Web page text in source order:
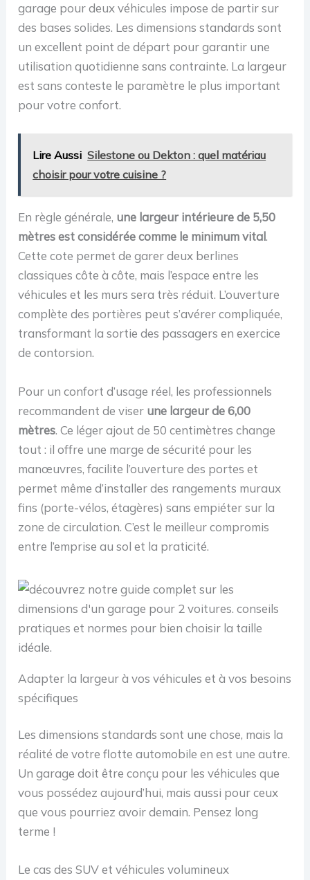
garage pour deux véhicules impose de partir sur
des bases solides. Les dimensions standards sont
un excellent point de départ pour garantir une
utilisation quotidienne sans contrainte. La largeur
est sans conteste le paramètre le plus important
pour votre confort.
Lire Aussi Silestone ou Dekton : quel matériau
choisir pour votre cuisine ?
En règle générale, une largeur intérieure de 5,50
mètres est considérée comme le minimum vital.
Cette cote permet de garer deux berlines
classiques côte à côte, mais l’espace entre les
véhicules et les murs sera très réduit. L’ouverture
complète des portières peut s’avérer compliquée,
transformant la sortie des passagers en exercice
de contorsion.
Pour un confort d’usage réel, les professionnels
recommandent de viser une largeur de 6,00
mètres. Ce léger ajout de 50 centimètres change
tout : il offre une marge de sécurité pour les
manœuvres, facilite l’ouverture des portes et
permet même d’installer des rangements muraux
fins (porte-vélos, étagères) sans empiéter sur la
zone de circulation. C’est le meilleur compromis
entre l’emprise au sol et la praticité.
Adapter la largeur à vos véhicules et à vos besoins
spécifiques
Les dimensions standards sont une chose, mais la
réalité de votre flotte automobile en est une autre.
Un garage doit être conçu pour les véhicules que
vous possédez aujourd’hui, mais aussi pour ceux
que vous pourriez avoir demain. Pensez long
terme !
Le cas des SUV et véhicules volumineux